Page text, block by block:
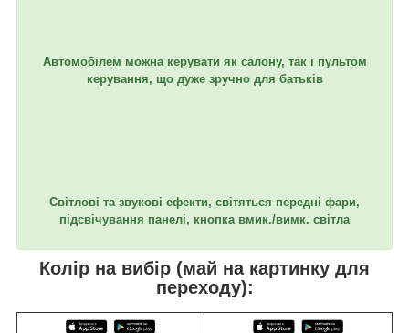
Автомобілем можна керувати як салону, так і пультом
керування, що дуже зручно для батьків
Світлові та звукові ефекти, світяться передні фари,
підсвічування панелі, кнопка вмик./вимк. світла
Колір на вибір (май на картинку для
переходу):